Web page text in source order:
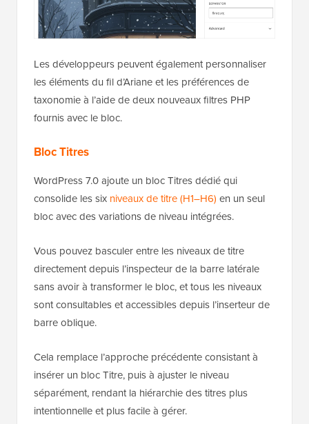
Les développeurs peuvent également personnaliser
les éléments du fil d’Ariane et les préférences de
taxonomie à l’aide de deux nouveaux filtres PHP
fournis avec le bloc.
Bloc Titres
WordPress 7.0 ajoute un bloc Titres dédié qui
consolide les six niveaux de titre (H1–H6) en un seul
bloc avec des variations de niveau intégrées.
Vous pouvez basculer entre les niveaux de titre
directement depuis l’inspecteur de la barre latérale
sans avoir à transformer le bloc, et tous les niveaux
sont consultables et accessibles depuis l’inserteur de
barre oblique.
Cela remplace l’approche précédente consistant à
insérer un bloc Titre, puis à ajuster le niveau
séparément, rendant la hiérarchie des titres plus
intentionnelle et plus facile à gérer.